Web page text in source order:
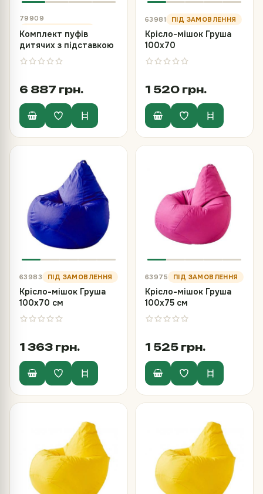
79909
Комплект пуфів
дитячих з підставкою
(10 шт)
6 887 грн.
63981
Крісло-мішок Груша
100х70
1 520 грн.
63983
Крісло-мішок Груша
100х70 см
1 363 грн.
63975
Крісло-мішок Груша
100х75 см
1 525 грн.